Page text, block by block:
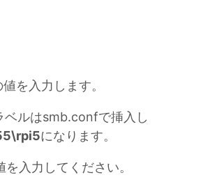
を入力します。
ベルはsmb.confで挿入し
になります。
入力してください。